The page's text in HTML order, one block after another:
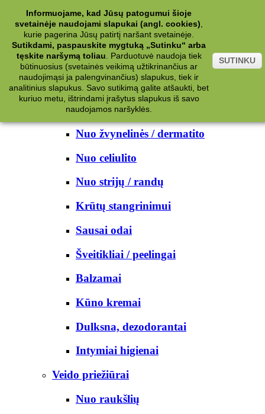
Kategorijos
Kosmetika
Kūno priežiūrai
Nuo prakaito
Kūno prausikliai
Nuo žvynelinės / dermatito
Nuo celiulito
Nuo strijų / randų
Krūtų stangrinimui
Sausai odai
Šveitikliai / peelingai
Balzamai
Kūno kremai
Dulksna, dezodorantai
Intymiai higienai
Veido priežiūrai
Nuo raukšlių
Informuojame, kad Jūsų patogumui šioje
svetainėje naudojami slapukai (angl. cookies)
kurie pagerina Jūsų patirtį naršant svetainėje.
Sutikdami, paspauskite mygtuką „Sutinku“ arba
tęskite naršymą toliau
Parduotuvė naudoja tiek
būtinuosius (svetainės veikimą užtikrinančius ar
naudojimąsi ja palengvinančius) slapukus, tiek ir
analitinius slapukus. Savo sutikimą galite atšaukti, bet
kuriuo metu, ištrindami įrašytus slapukus iš savo
naudojamos naršyklės.
SUTINKU